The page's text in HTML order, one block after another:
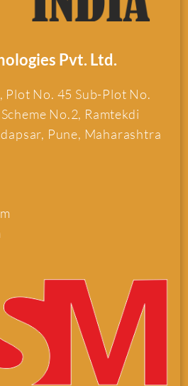
Pvt. Ltd.
Plot No. 45 Sub-Plot No.
No.2, Ramtekdi
Pune, Maharashtra